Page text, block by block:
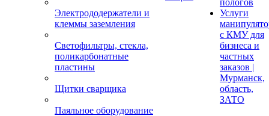
Электрододержатели и
клеммы заземления
Светофильтры, стекла,
поликарбонатные
пластины
Щитки сварщика
Паяльное оборудование
пологов
Услуги
с КМУ для
бизнеса и
частных
заказов |
Мурманск,
область,
ЗАТО